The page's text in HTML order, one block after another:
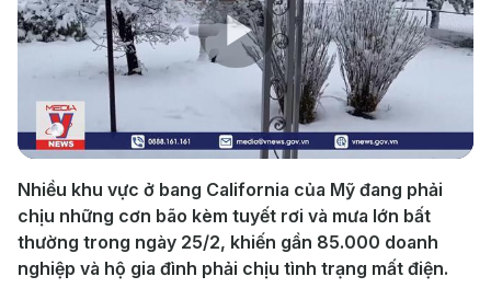
Play
Video
Nhiều khu vực ở bang California của Mỹ đang phải
chịu những cơn bão kèm tuyết rơi và mưa lớn bất
thường trong ngày 25/2, khiến gần 85.000 doanh
nghiệp và hộ gia đình phải chịu tình trạng mất điện.